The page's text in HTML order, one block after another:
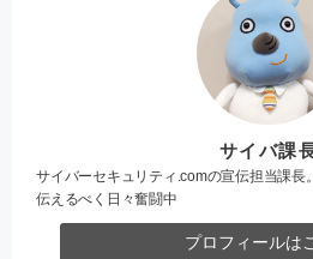
サイバ課
サイバーセキュリティ.comの宣伝担当課長
伝えるべく日々奮闘中
プロフィールは